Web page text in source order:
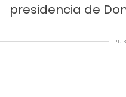
presidencia de